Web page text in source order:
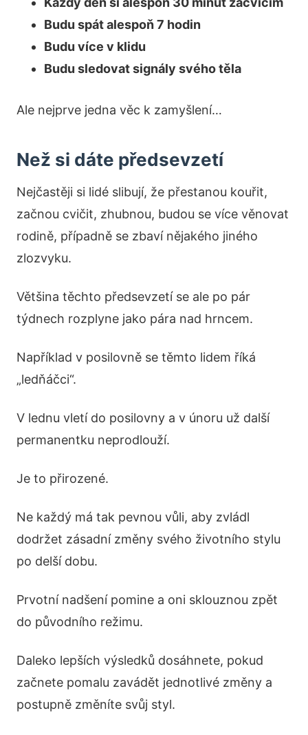
Budu spát alespoň 7 hodin
Budu více v klidu
Budu sledovat signály svého těla
Ale nejprve jedna věc k zamyšlení…
Než si dáte předsevzetí
Nejčastěji si lidé slibují, že přestanou kouřit,
začnou cvičit, zhubnou, budou se více věnovat
rodině, případně se zbaví nějakého jiného
zlozvyku.
Většina těchto předsevzetí se ale po pár
týdnech rozplyne jako pára nad hrncem.
Například v posilovně se těmto lidem říká
„ledňáčci“.
V lednu vletí do posilovny a v únoru už další
permanentku neprodlouží.
Je to přirozené.
Ne každý má tak pevnou vůli, aby zvládl
dodržet zásadní změny svého životního stylu
po delší dobu.
Prvotní nadšení pomine a oni sklouznou zpět
do původního režimu.
Daleko lepších výsledků dosáhnete, pokud
začnete pomalu zavádět jednotlivé změny a
postupně změníte svůj styl.